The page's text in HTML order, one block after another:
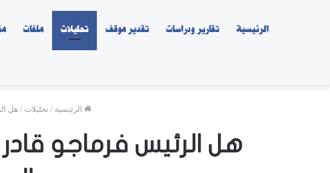
الرئيسية تقارير ودراسات تقدير موقف تحليلات ملفات
الرئيسية / تحليلات / هل
هل الرئيس فرماجو